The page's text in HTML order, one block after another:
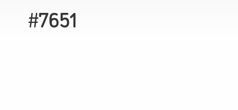
#7651